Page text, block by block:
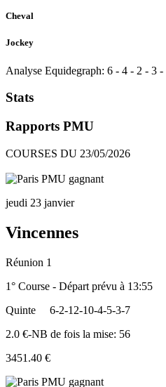
Cheval
Jockey
Analyse Equidegraph: 6 - 4 - 2 - 3 -
Stats
Rapports PMU
COURSES DU 23/05/2026
jeudi 23 janvier
Vincennes
Réunion 1
1° Course - Départ prévu à 13:55
Quinte
6-2-12-10-4-5-3-7
2.0 €-NB de fois la mise: 56
3451.40 €